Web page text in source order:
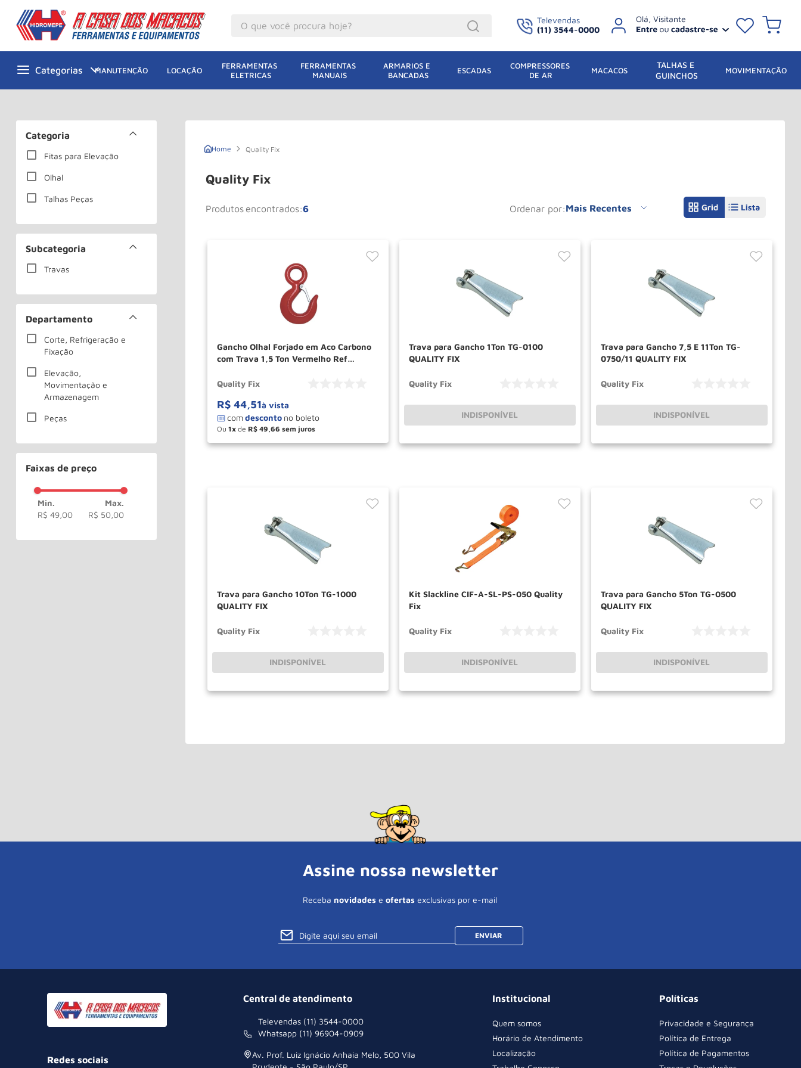
Televendas
(11) 3544-0000
MANUTENÇÃO LOCAÇÃO
FERRAMENTAS
ELETRICAS
FERRAMENTAS
MANUAIS
ARMARIOS E
BANCADAS
ESCADAS
COMPRESSORES
DE AR
MACACOS
TALHAS E
GUINCHOS
MOVIMENTAÇÃO
Categoria
Fitas para Elevação
Olhal
Talhas Peças
Departamento
Corte, Refrigeração e
Fixação
Elevação,
Movimentação e
Armazenagem
Peças
Subcategoria
Travas
Faixas de preço
R$ 49,00 R$ 50,00
Quality Fix
Quality Fix
6
Produtos ordenar por Mais Recentes
Gancho Olhal Forjado em Aco Carbono
com Trava 1,5 Ton Vermelho Ref
Quality Fix
R$ 44,51à vista
Ou 1 de R$ 49 66
＋
－ COMPRAR
Trava para Gancho 1Ton TG-0100
QUALITY FIX
Quality Fix
INDISPONÍVEL
Trava para Gancho 7,5 E 11Ton TG-
0750/11 QUALITY FIX
Quality Fix
INDISPONÍVEL
Trava para Gancho 10Ton TG-1000
QUALITY FIX
Quality Fix
INDISPONÍVEL
Kit Slackline CIF-A-SL-PS-050 Quality
Fix
Quality Fix
INDISPONÍVEL
Trava para Gancho 5Ton TG-0500
QUALITY FIX
Quality Fix
INDISPONÍVEL
Assine nossa newsletter
Receba novidades e ofertas exclusivas por e-mail
ENVIAR
Redes sociais
Central de atendimento
Televendas (11) 3544-0000
Whatsapp (11) 96904-0909
Av. Prof. Luiz Ignácio Anhaia Melo, 500 Vila
Institucional
Quem somos
Horário de Atendimento
Localização
Políticas
Privacidade e Segurança
Política de Entrega
Política de Pagamentos
1º Macacos
5º Macaco Jacare
7
8 º Rodizio